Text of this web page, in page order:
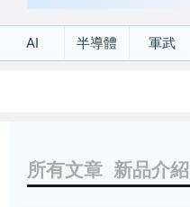
AI 半導體 軍武
所有文章 新品介紹